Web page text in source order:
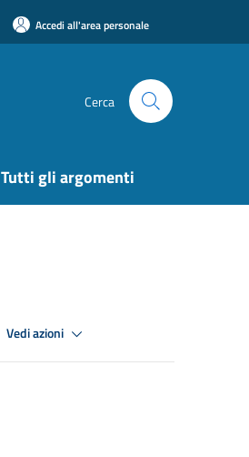
Accedi all'area personale
Cerca
Tutti gli argomenti
Vedi azioni